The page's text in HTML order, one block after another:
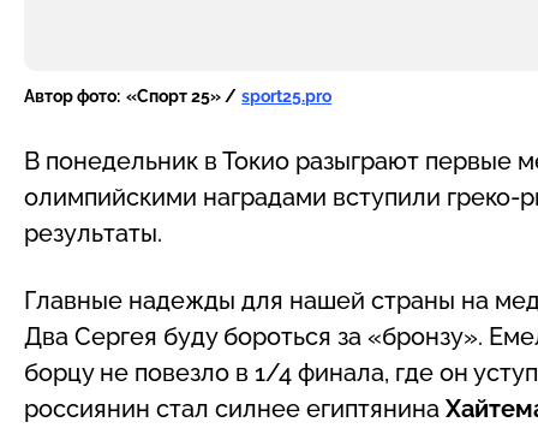
Автор фото: «Спорт 25» / sport25.pro
В понедельник в Токио разыграют первые
олимпийскими наградами вступили греко-
результаты.
Главные надежды для нашей страны на
Два Сергея буду бороться за «бронзу».
борцу не повезло в 1/4 финала, где он
россиянин стал силнее египтянина